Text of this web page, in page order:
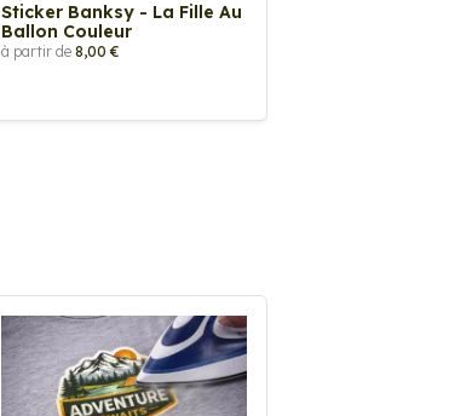
Sticker Banksy - La Fille Au
Ballon Couleur
à partir de 8,00 €